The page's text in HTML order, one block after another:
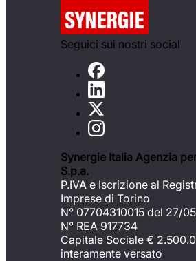
Seguici sui nostri social
Synergie Italia Agenzia
S.p.a.
P.IVA e Iscrizione al
Imprese di Torino
N° 07704310015 del 27/
N° REA 917734
Capitale Sociale €
interamente versato